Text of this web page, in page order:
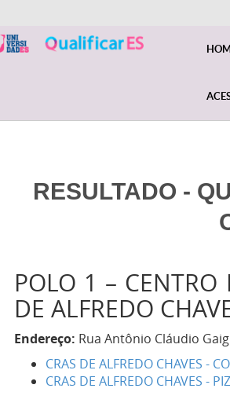
RESULTADO -
POLO 1 – CENTRO
DE ALFREDO
Endereço: Rua Antônio Cláudio
CRAS DE ALFREDO CHAVES -
CRAS DE ALFREDO CHAVES -